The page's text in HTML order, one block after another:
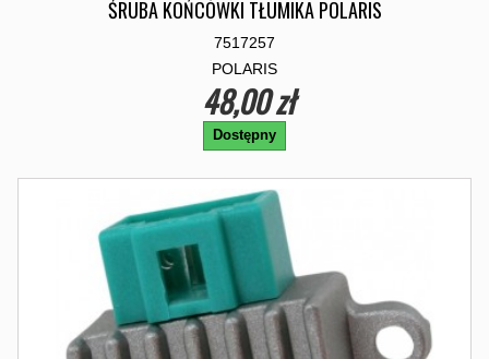
ŚRUBA KOŃCÓWKI TŁUMIKA POLARIS
7517257
POLARIS
48,00 zł
Dostępny